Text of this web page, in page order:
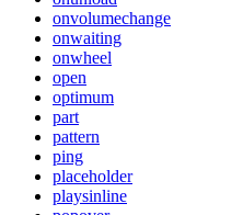
onvolumechange
onwaiting
onwheel
open
optimum
part
pattern
ping
placeholder
playsinline